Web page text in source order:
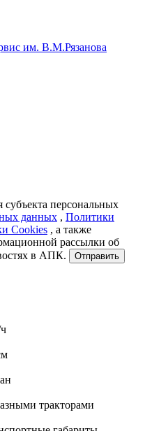
им. В.М.Рязанова
персональных
данных , Политики
Cookies , а также
рассылки об
в АПК.
Отправить
тракторами